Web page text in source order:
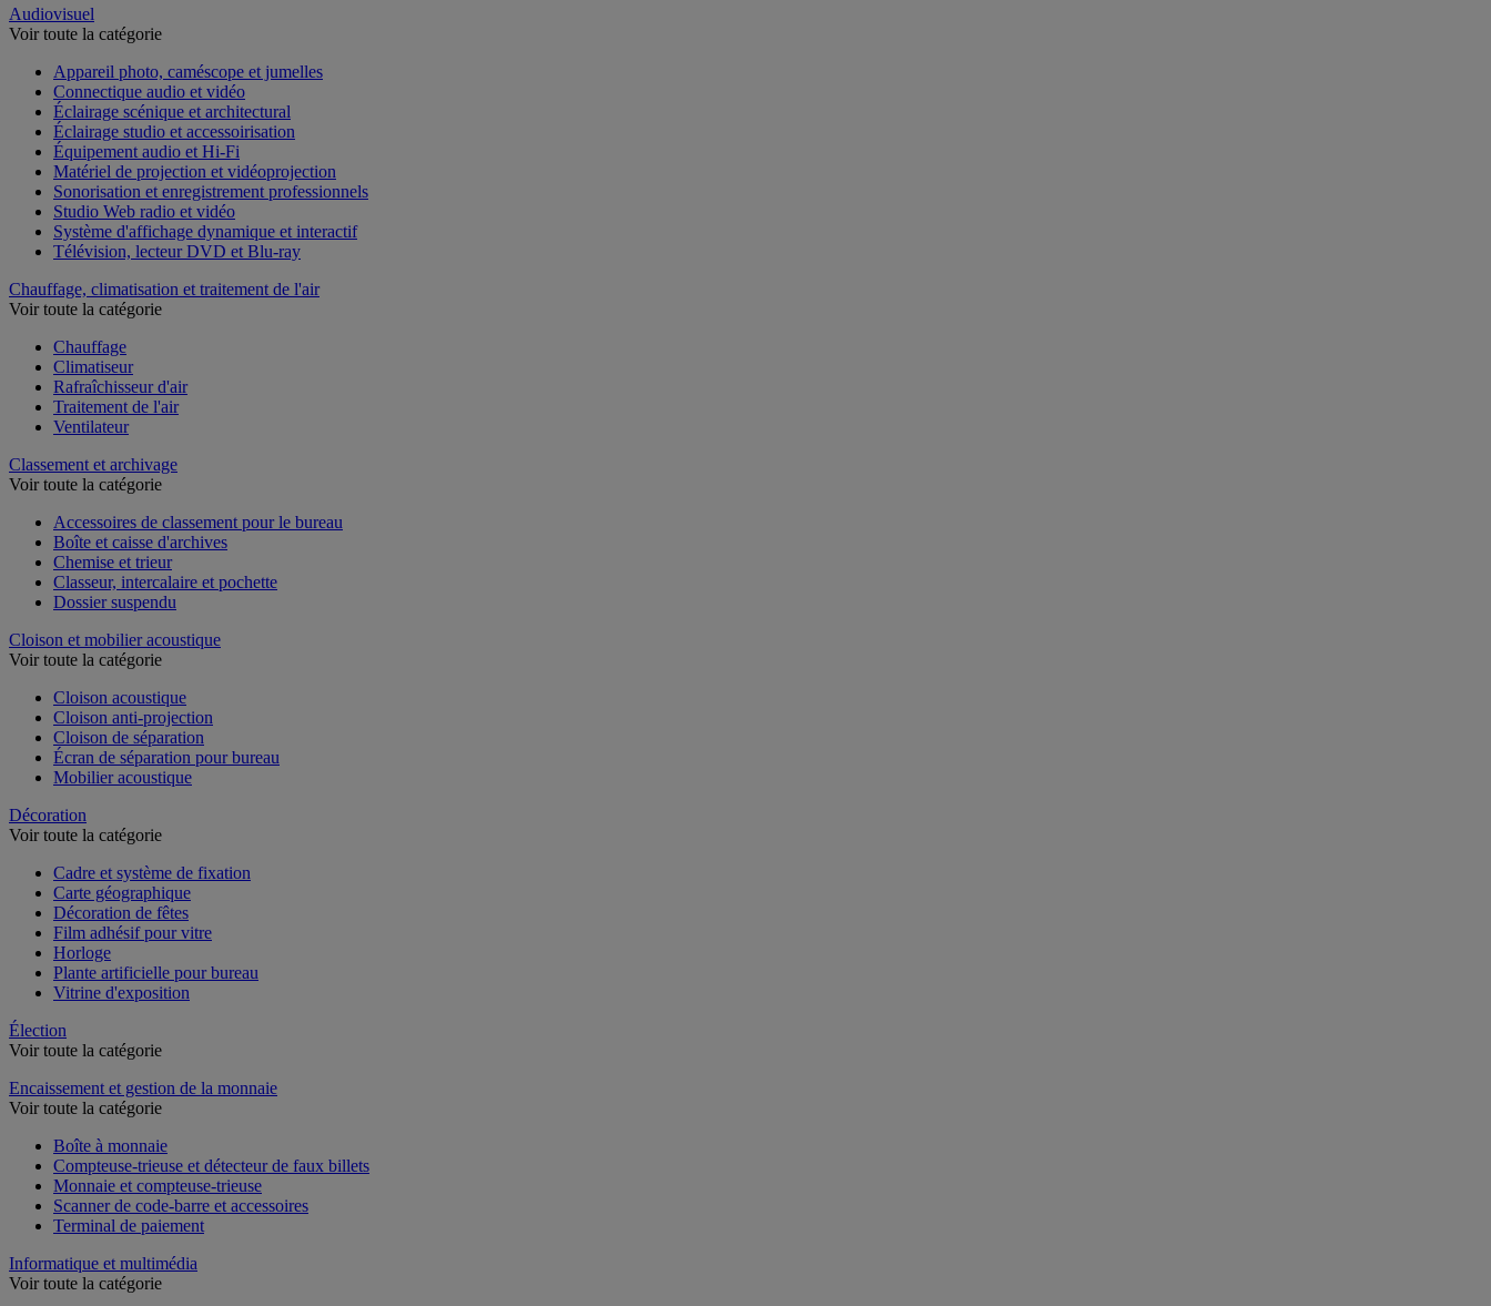
Audiovisuel
Voir toute la catégorie
Appareil photo, caméscope et jumelles
Connectique audio et vidéo
Éclairage scénique et architectural
Éclairage studio et accessoirisation
Équipement audio et Hi-Fi
Matériel de projection et vidéoprojection
Sonorisation et enregistrement professionnels
Studio Web radio et vidéo
Système d'affichage dynamique et interactif
Télévision, lecteur DVD et Blu-ray
Chauffage, climatisation et traitement de l'air
Voir toute la catégorie
Chauffage
Climatiseur
Rafraîchisseur d'air
Traitement de l'air
Ventilateur
Classement et archivage
Voir toute la catégorie
Accessoires de classement pour le bureau
Boîte et caisse d'archives
Chemise et trieur
Classeur, intercalaire et pochette
Dossier suspendu
Cloison et mobilier acoustique
Voir toute la catégorie
Cloison acoustique
Cloison anti-projection
Cloison de séparation
Écran de séparation pour bureau
Mobilier acoustique
Décoration
Voir toute la catégorie
Cadre et système de fixation
Carte géographique
Décoration de fêtes
Film adhésif pour vitre
Horloge
Plante artificielle pour bureau
Vitrine d'exposition
Élection
Voir toute la catégorie
Encaissement et gestion de la monnaie
Voir toute la catégorie
Boîte à monnaie
Compteuse-trieuse et détecteur de faux billets
Monnaie et compteuse-trieuse
Scanner de code-barre et accessoires
Terminal de paiement
Informatique et multimédia
Voir toute la catégorie